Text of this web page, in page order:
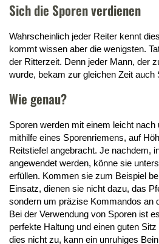
Sich die Sporen verdienen
Wahrscheinlich jeder Reiter kennt
kommt wissen aber die wenigsten.
der Ritterzeit. Denn jeder Mann, der
wurde, bekam zur gleichen Zeit auch
Wie genau?
Sporen werden mit einem leicht nach
mithilfe eines Sporenriemens, auf
Reitstiefel angebracht. Je nachdem,
angewendet werden, könne sie
erfüllen. Kommen sie zum Beispiel
Einsatz, dienen sie nicht dazu, das
sondern um präzise Kommandos an
Bei der Verwendung von Sporen ist
perfekte Haltung und einen guten
dies nicht zu, kann ein unruhiges